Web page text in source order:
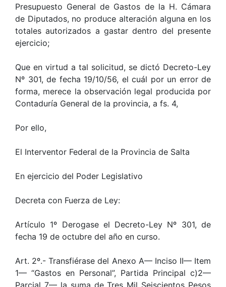
Presupuesto General de Gastos de la H. Cámara
de Diputados, no produce alteración alguna en los
totales autorizados a gastar dentro del presente
ejercicio;
Que en virtud a tal solicitud, se dictó Decreto-Ley
Nº 301, de fecha 19/10/56, el cuál por un error de
forma, merece la observación legal producida por
Contaduría General de la provincia, a fs. 4,
Por ello,
El Interventor Federal de la Provincia de Salta
En ejercicio del Poder Legislativo
Decreta con Fuerza de Ley:
Artículo 1º Derogase el Decreto-Ley Nº 301, de
fecha 19 de octubre del año en curso.
Art. 2º.- Transfiérase del Anexo A— Inciso II— Item
1— “Gastos en Personal”, Partida Principal c)2—
Parcial 7— la suma de Tres Mil Seiscientos Pesos